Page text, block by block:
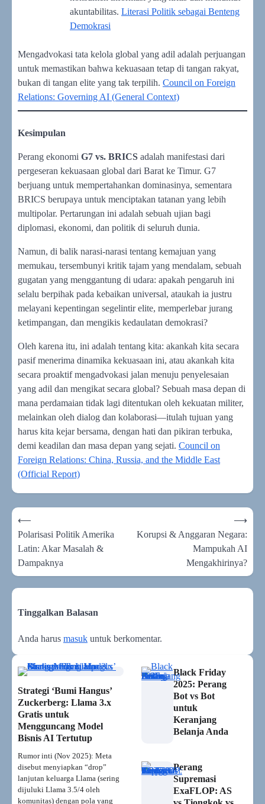
akuntabilitas. Literasi Politik sebagai Benteng
Demokrasi
Mengadvokasi tata kelola global yang adil adalah perjuangan
untuk memastikan bahwa kekuasaan tetap di tangan rakyat,
bukan di tangan elite yang tak terpilih. Council on Foreign
Relations: Governing AI (General Context)
Kesimpulan
Perang ekonomi G7 vs. BRICS adalah manifestasi dari
pergeseran kekuasaan global dari Barat ke Timur. G7
berjuang untuk mempertahankan dominasinya, sementara
BRICS berupaya untuk menciptakan tatanan yang lebih
multipolar. Pertarungan ini adalah sebuah ujian bagi
diplomasi, ekonomi, dan politik di seluruh dunia.
Namun, di balik narasi-narasi tentang kemajuan yang
memukau, tersembunyi kritik tajam yang mendalam, sebuah
gugatan yang menggantung di udara: apakah pengaruh ini
selalu berpihak pada kebaikan universal, ataukah ia justru
melayani kepentingan segelintir elite, memperlebar jurang
ketimpangan, dan mengikis kedaulatan demokrasi?
Oleh karena itu, ini adalah tentang kita: akankah kita secara
pasif menerima dinamika kekuasaan ini, atau akankah kita
secara proaktif mengadvokasi jalan menuju penyelesaian
yang adil dan mengikat secara global? Sebuah masa depan di
mana perdamaian tidak lagi ditentukan oleh kekuatan militer,
melainkan oleh dialog dan kolaborasi—itulah tujuan yang
harus kita kejar bersama, dengan hati dan pikiran terbuka,
demi keadilan dan masa depan yang sejati. Council on
Foreign Relations: China, Russia, and the Middle East
(Official Report)
Navigasi
pos
⟵
Polarisasi Politik Amerika
Latin: Akar Masalah &
Dampaknya
Korupsi & Anggaran Negara:
Mampukah AI
Mengakhirinya?
⟶
Tinggalkan Balasan
Anda harus masuk untuk berkomentar.
Strategi ‘Bumi Hangus’
Zuckerberg: Llama 3.x
Gratis untuk
Mengguncang Model
Bisnis AI Tertutup
Rumor inti (Nov 2025): Meta
disebut menyiapkan “drop”
lanjutan keluarga Llama (sering
dijuluki Llama 3.5/4 oleh
komunitas) dengan pola yang
Black Friday
2025: Perang
Bot vs Bot
untuk
Keranjang
Belanja Anda
Perang
Supremasi
ExaFLOP: AS